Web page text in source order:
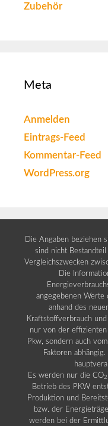
Zubehör
Meta
Anmelden
Eintrags-Feed
Kommentar-Feed
WordPress.org
Die Angaben beziehen
sind nicht
Vergleichszwecken
Die
angegebenen Werte
anhand des
Kraftstoffverbrauch
nur von der
Pkw, sondern auch
Faktoren abhängig.
Es werden nur die CO2
Betrieb des PKW
Produktion und
bzw. der
werden bei der